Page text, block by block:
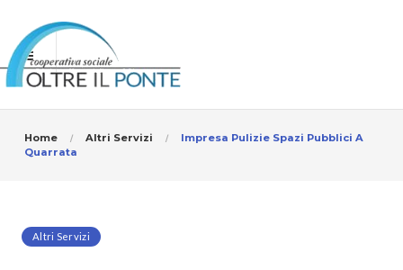
Home Altri Servizi
Impresa Pulizie Spazi Pubblici A
Quarrata
Altri Servizi